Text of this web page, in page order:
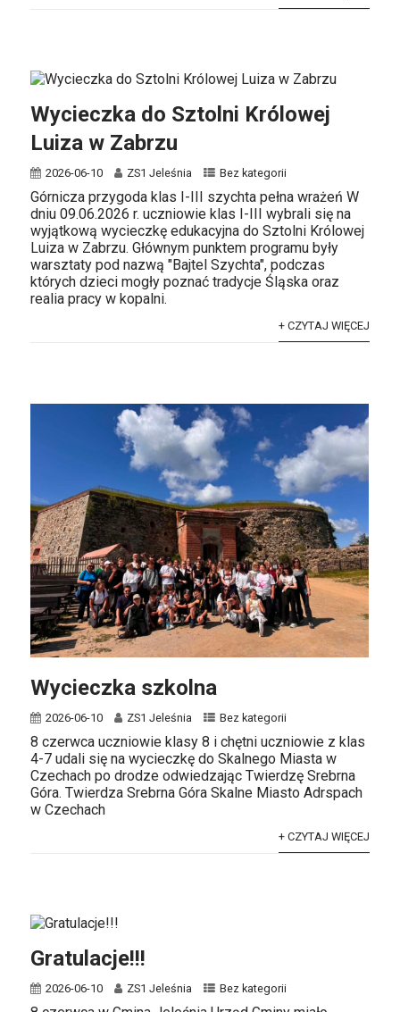
Wycieczka do Sztolni Królowej
Luiza w Zabrzu
2026-06-10 ZS1 Jeleśnia Bez kategorii
Górnicza przygoda klas I-III szychta pełna wrażeń W
dniu 09.06.2026 r. uczniowie klas I-III wybrali się na
wyjątkową wycieczkę edukacyjna do Sztolni Królowej
Luiza w Zabrzu. Głównym punktem programu były
warsztaty pod nazwą "Bajtel Szychta", podczas
których dzieci mogły poznać tradycje Śląska oraz
realia pracy w kopalni.
+ CZYTAJ WIĘCEJ
Wycieczka szkolna
2026-06-10 ZS1 Jeleśnia Bez kategorii
8 czerwca uczniowie klasy 8 i chętni uczniowie z klas
4-7 udali się na wycieczkę do Skalnego Miasta w
Czechach po drodze odwiedzając Twierdzę Srebrna
Góra. Twierdza Srebrna Góra Skalne Miasto Adrspach
w Czechach
+ CZYTAJ WIĘCEJ
Gratulacje!!!
2026-06-10 ZS1 Jeleśnia Bez kategorii